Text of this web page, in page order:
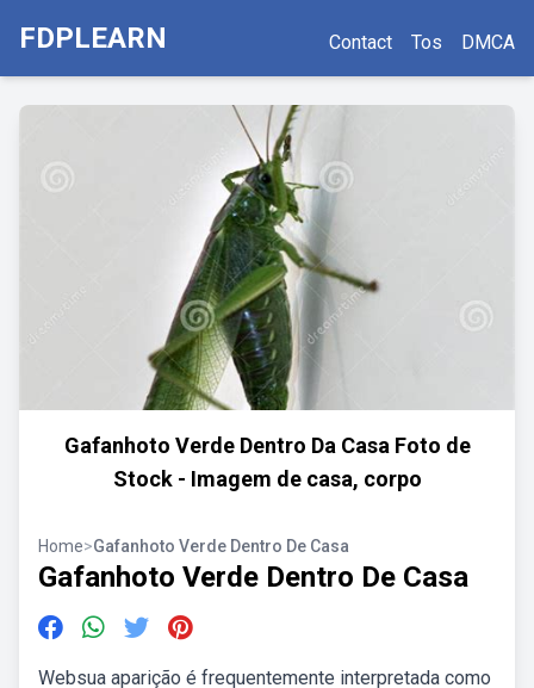
FDPLEARN Contact Tos DMCA
Gafanhoto Verde Dentro Da Casa Foto de
Stock - Imagem de casa, corpo
Home>Gafanhoto Verde Dentro De Casa
Gafanhoto Verde Dentro De Casa
Websua aparição é frequentemente interpretada como